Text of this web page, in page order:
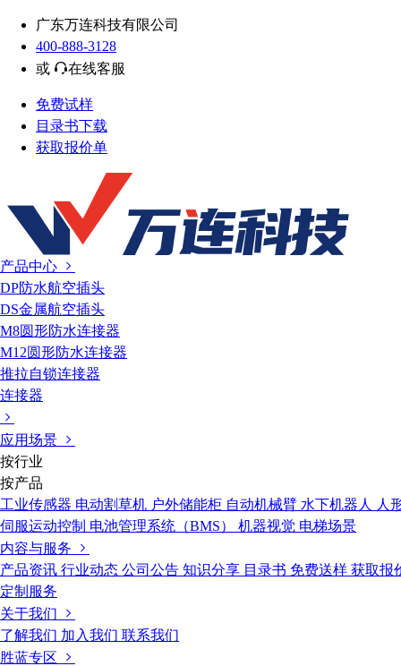
广东万连科技有限公司
400-888-3128
或
在线客服
免费试样
目录书下载
获取报价单
产品中心
DP防水航空插头
DS金属航空插头
M8圆形防水连接器
M12圆形防水连接器
推拉自锁连接器
连接器
应用场景
按行业
按产品
工业传感器 电动割草机 户外储能柜 自动机械臂 水下机器人
人
伺服运动控制 电池管理系统（BMS） 机器视觉 电梯场景
内容与服务
产品资讯 行业动态 公司公告 知识分享 目录书 免费送样 获取报
定制服务
关于我们
了解我们 加入我们 联系我们
胜蓝专区